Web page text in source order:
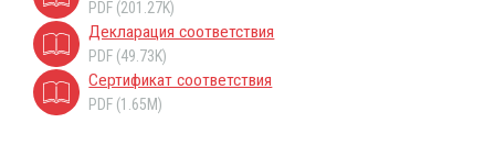
PDF (201.27K)
Декларация соответствия
PDF (49.73K)
Сертификат соответствия
PDF (1.65M)